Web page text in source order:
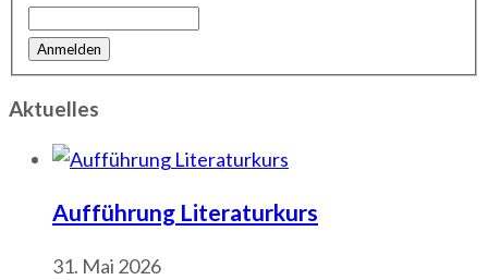
Aktuelles
Aufführung Literaturkurs
31. Mai 2026